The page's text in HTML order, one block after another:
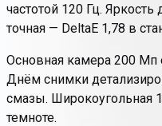
частотой 120 Гц.
точная — DeltaE 1,78 в
Основная камера 200 Мп
Днём снимки
смазы. Широкоугольная
темноте.